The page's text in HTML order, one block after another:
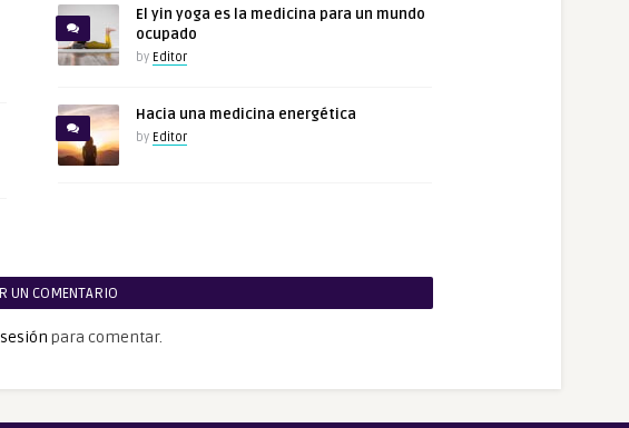
El yin yoga es la medicina para un mundo
ocupado
by Editor
Hacia una medicina energética
by Editor
UN COMENTARIO
para comentar.